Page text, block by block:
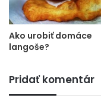
Ako urobiť domáce
langoše?
Pridať komentár